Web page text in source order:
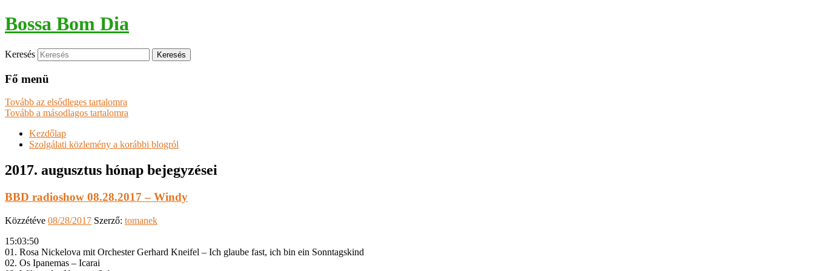
Bossa Bom Dia
Keresés
Fő menü
Tovább az elsődleges tartalomra
Tovább a másodlagos tartalomra
Kezdőlap
Szolgálati közlemény a korábbi blogról
2017. augusztus hónap bejegyzései
BBD radioshow 08.28.2017 – Windy
Közzétéve 08/28/2017 Szerző: tomanek
15:03:50
01. Rosa Nickelova mit Orchester Gerhard Kneifel – Ich glaube fast, ich bin ein Sonntagskind
02. Os Ipanemas – Icarai